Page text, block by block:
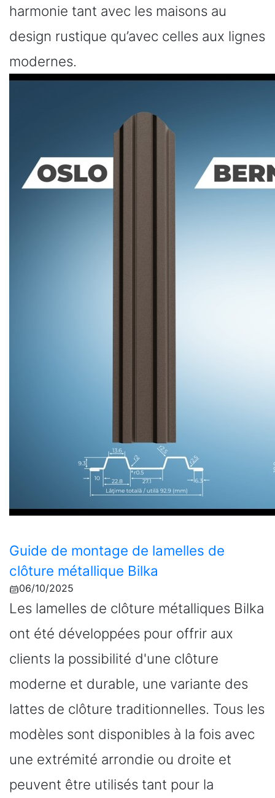
harmonie tant avec les maisons au
design rustique qu’avec celles aux lignes
modernes.
Guide de montage de lamelles de
clôture métallique Bilka
06/10/2025
Les lamelles de clôture métalliques Bilka
ont été développées pour offrir aux
clients la possibilité d'une clôture
moderne et durable, une variante des
lattes de clôture traditionnelles. Tous les
modèles sont disponibles à la fois avec
une extrémité arrondie ou droite et
peuvent être utilisés tant pour la